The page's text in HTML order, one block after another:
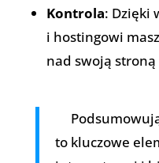
Kontrola: Dzięki
i hostingowi
nad swoją
to kluczowe